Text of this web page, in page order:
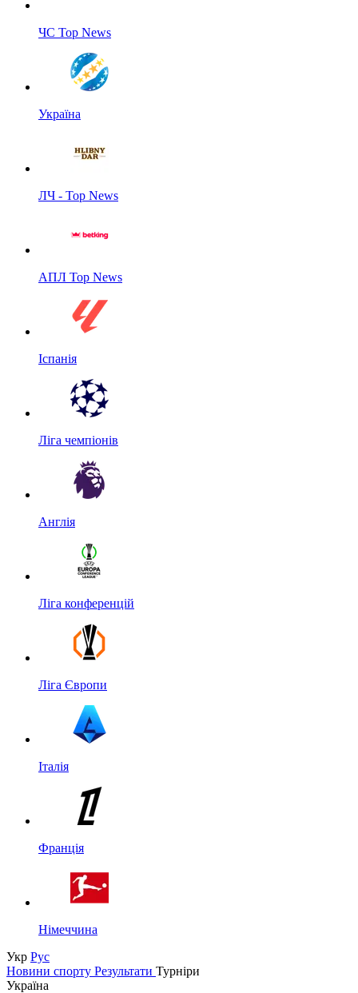
ЧС Top News
Україна
ЛЧ - Top News
АПЛ Top News
Іспанія
Ліга чемпіонів
Англія
Ліга конференцій
Ліга Європи
Італія
Франція
Німеччина
Укр Рус
Новини спорту Результати Турніри
Україна